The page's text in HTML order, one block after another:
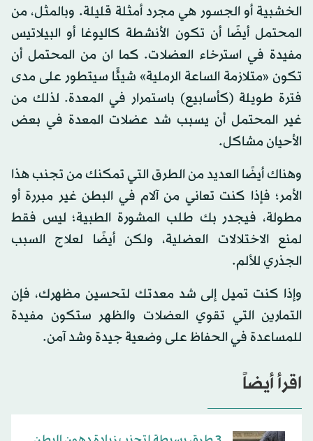
الخشبية أو الجسور هي مجرد أمثلة قليلة. وبالمثل، من
المحتمل أيضًا أن تكون الأنشطة كاليوغا أو البيلاتيس
مفيدة في استرخاء العضلات. كما ان من المحتمل أن
تكون «متلازمة الساعة الرملية» شيئًا سيتطور على مدى
فترة طويلة (كأسابيع) باستمرار في المعدة. لذلك من
غير المحتمل أن يسبب شد عضلات المعدة في بعض
الأحيان مشاكل.
وهناك أيضًا العديد من الطرق التي تمكنك من تجنب هذا
الأمر؛ فإذا كنت تعاني من آلام في البطن غير مبررة أو
مطولة، فيجدر بك طلب المشورة الطبية؛ ليس فقط
لمنع الاختلالات العضلية، ولكن أيضًا لعلاج السبب
الجذري للألم.
وإذا كنت تميل إلى شد معدتك لتحسين مظهرك، فإن
التمارين التي تقوي العضلات والظهر ستكون مفيدة
للمساعدة في الحفاظ على وضعية جيدة وشد آمن.
اقرأ أيضاً